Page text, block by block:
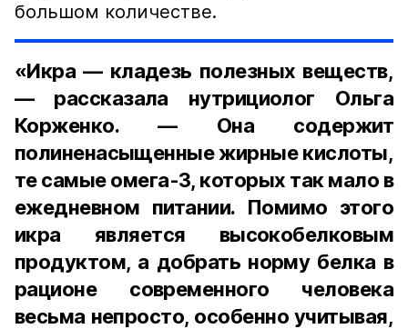
большом количестве.
«Икра — кладезь полезных веществ,
— рассказала нутрициолог Ольга
Корженко. — Она содержит
полиненасыщенные жирные кислоты,
те самые омега-3, которых так мало в
ежедневном питании. Помимо этого
икра является высокобелковым
продуктом, а добрать норму белка в
рационе современного человека
весьма непросто, особенно учитывая,